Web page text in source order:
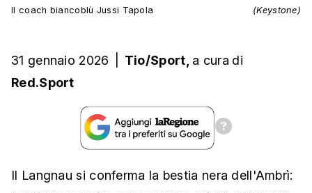
Il coach biancoblù Jussi Tapola (Keystone)
31 gennaio 2026 Tio/Sport, a cura di
Red.Sport
Il Langnau si conferma la bestia nera dell'Ambrì: